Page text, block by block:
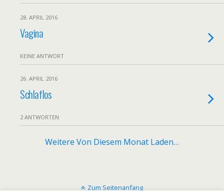
28. APRIL 2016
Vagina
KEINE ANTWORT
26. APRIL 2016
Schlaflos
2 ANTWORTEN
Weitere Von Diesem Monat Laden…
Zum Seitenanfang